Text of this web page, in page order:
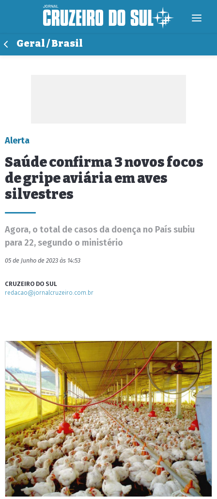
Geral / Brasil
Alerta
Saúde confirma 3 novos focos
de gripe aviária em aves
silvestres
Agora, o total de casos da doença no País subiu
para 22, segundo o ministério
05 de Junho de 2023 às 14:53
CRUZEIRO DO SUL
redacao@jornalcruzeiro.com.br